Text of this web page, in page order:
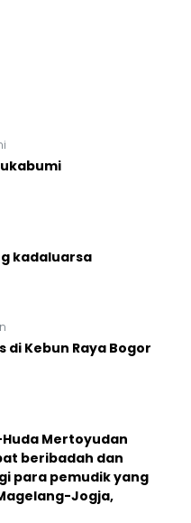
kadaluarsa
di Kebun Raya Bogor
Mertoyudan
beribadah dan
para pemudik yang
Jogja,